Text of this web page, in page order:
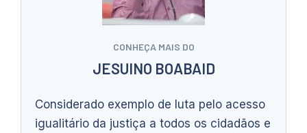
CONHEÇA MAIS DO
JESUINO BOABAID
Considerado exemplo de luta pelo acesso
igualitário da justiça a todos os cidadãos e